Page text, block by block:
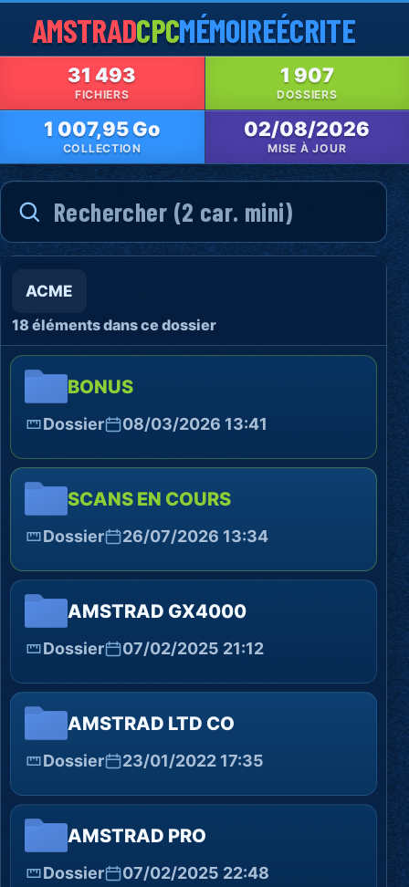
AMSTRADCPCMÉMOIREÉCRITE
31 493
FICHIERS
1 907
DOSSIERS
1 007,95 Go
COLLECTION
02/08/2026
MISE À JOUR
ACME
18 éléments dans ce dossier
BONUS
Dossier 08/03/2026 13:41
SCANS EN COURS
Dossier 26/07/2026 13:34
AMSTRAD GX4000
Dossier 07/02/2025 21:12
AMSTRAD LTD CO
Dossier 23/01/2022 17:35
AMSTRAD PRO
Dossier 07/02/2025 22:48